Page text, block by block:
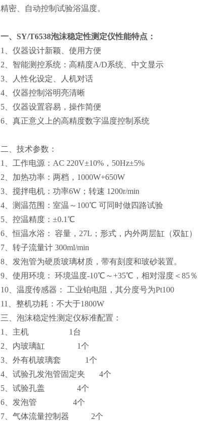
精密、自动控制试验浴温度。
一、 SY/T6538泡沫稳定性测定仪性能特点：
1、仪器设计新颖、使用方便
2、智能测控系统：高精度A/D系统、中文显示
3、人性化设定、人机对话
4、仪器控制浴明亮清晰
5、仪器设置容易，操作简便
6、真正意义上的高精度数字温度控制系统
二、技术参数：
1、工作电源：AC 220V±10%，50Hz±5%
2、加热功率：两档，1000W+650W
3、搅拌电机：功率6W；转速 1200r/min
4、测温范围：室温～100℃ 可同时做四路试验
5、控温精度：±0.1℃
6、恒温水浴： 容量，27L；形式，内外两层缸（双缸）
7、转子流量计 300ml/min
8、发泡管为硬质玻璃材质，带有刻度和玻砂装置。
9、使用环境： 环境温度-10℃～+35℃，相对湿度＜85％
10、温度传感器： 工业铂电阻，其分度号为Pt100
11、整机功耗：不大于1800W
三、泡沫稳定性测定仪标准配置：
1、主机 1台
2、内玻璃缸 1个
3、外有机玻璃套 1个
4、试验孔发泡管固定夹 4个
5、试验孔盖 4个
6、发泡管 4个
7、气体流量控制器 2个